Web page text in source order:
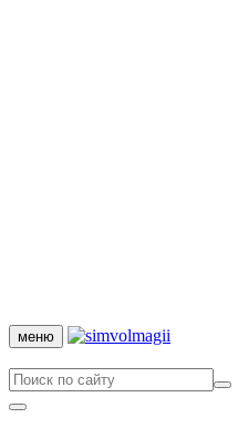
меню